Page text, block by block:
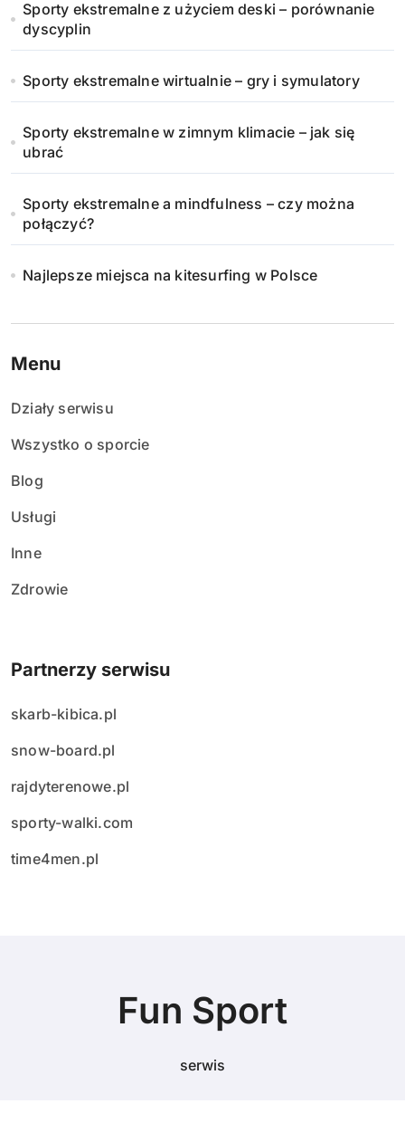
Sporty ekstremalne z użyciem deski – porównanie
dyscyplin
Sporty ekstremalne wirtualnie – gry i symulatory
Sporty ekstremalne w zimnym klimacie – jak się
ubrać
Sporty ekstremalne a mindfulness – czy można
połączyć?
Najlepsze miejsca na kitesurfing w Polsce
Menu
Działy serwisu
Wszystko o sporcie
Blog
Usługi
Inne
Zdrowie
Partnerzy serwisu
skarb-kibica.pl
snow-board.pl
rajdyterenowe.pl
sporty-walki.com
time4men.pl
Fun Sport
serwis